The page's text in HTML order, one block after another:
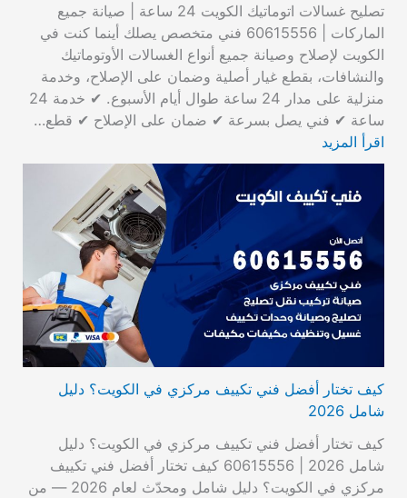
تصليح غسالات اتوماتيك الكويت 24 ساعة | صيانة جميع
الماركات | 60615556 فني متخصص يصلك أينما كنت في
الكويت لإصلاح وصيانة جميع أنواع الغسالات الأوتوماتيك
والنشافات، بقطع غيار أصلية وضمان على الإصلاح، وخدمة
منزلية على مدار 24 ساعة طوال أيام الأسبوع. ✔ خدمة 24
ساعة ✔ فني يصل بسرعة ✔ ضمان على الإصلاح ✔ قطع…
اقرأ المزيد
كيف تختار أفضل فني تكييف مركزي في الكويت؟ دليل
شامل 2026
كيف تختار أفضل فني تكييف مركزي في الكويت؟ دليل
شامل 2026 | 60615556 كيف تختار أفضل فني تكييف
مركزي في الكويت؟ دليل شامل ومحدّث لعام 2026 — من